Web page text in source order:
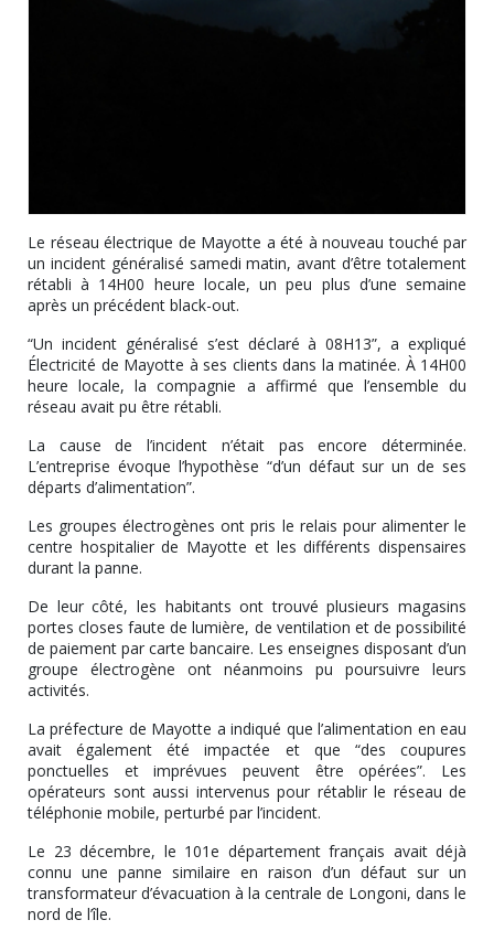
Le réseau électrique de Mayotte a été à nouveau touché par
un incident généralisé samedi matin, avant d’être totalement
rétabli à 14H00 heure locale, un peu plus d’une semaine
après un précédent black-out.
“Un incident généralisé s’est déclaré à 08H13”, a expliqué
Électricité de Mayotte à ses clients dans la matinée. À 14H00
heure locale, la compagnie a affirmé que l’ensemble du
réseau avait pu être rétabli.
La cause de l’incident n’était pas encore déterminée.
L’entreprise évoque l’hypothèse “d’un défaut sur un de ses
départs d’alimentation”.
Les groupes électrogènes ont pris le relais pour alimenter le
centre hospitalier de Mayotte et les différents dispensaires
durant la panne.
De leur côté, les habitants ont trouvé plusieurs magasins
portes closes faute de lumière, de ventilation et de possibilité
de paiement par carte bancaire. Les enseignes disposant d’un
groupe électrogène ont néanmoins pu poursuivre leurs
activités.
La préfecture de Mayotte a indiqué que l’alimentation en eau
avait également été impactée et que “des coupures
ponctuelles et imprévues peuvent être opérées”. Les
opérateurs sont aussi intervenus pour rétablir le réseau de
téléphonie mobile, perturbé par l’incident.
Le 23 décembre, le 101e département français avait déjà
connu une panne similaire en raison d’un défaut sur un
transformateur d’évacuation à la centrale de Longoni, dans le
nord de l’île.